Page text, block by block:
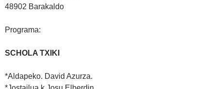
48902 Barakaldo
Programa:
SCHOLA TXIKI
*Aldapeko. David Azurza.